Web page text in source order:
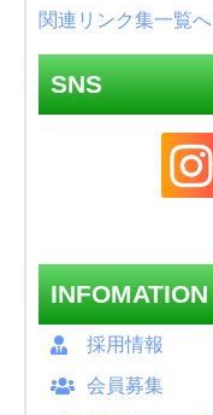
関連リンク集一覧へ
SNS
INFOMATION
採用情報
会員募集